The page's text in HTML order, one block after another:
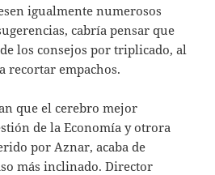
igualmente numerosos
cabría pensar que
los consejos por triplicado, al
recortar empachos.
que el cerebro mejor
de la Economía y otrora
por Aznar, acaba de
más inclinado. Director